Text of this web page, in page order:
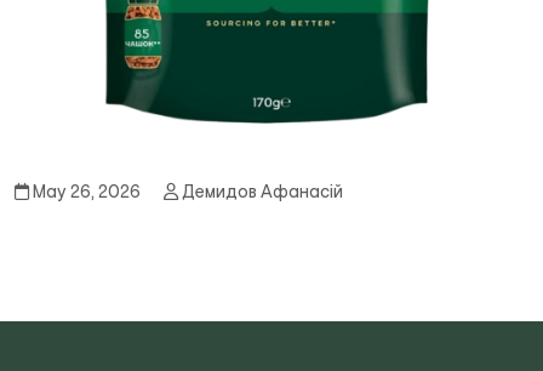
May 26, 2026 Демидов Афанасій